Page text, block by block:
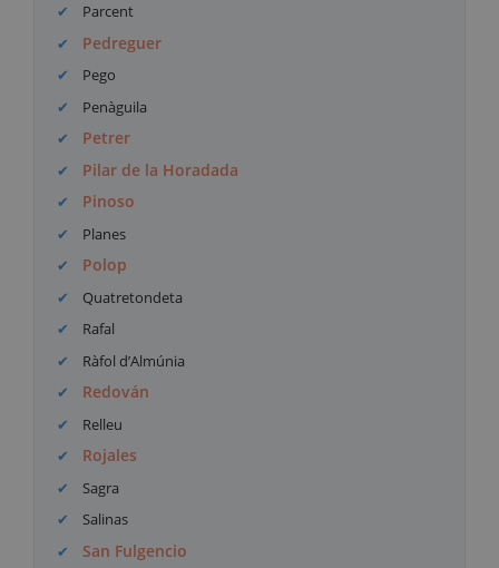
Parcent
Pedreguer
Pego
Penàguila
Petrer
Pilar de la Horadada
Pinoso
Planes
Polop
Quatretondeta
Rafal
Ràfol d’Almúnia
Redován
Relleu
Rojales
Sagra
Salinas
San Fulgencio